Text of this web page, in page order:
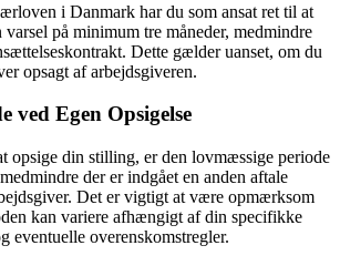
i Danmark har du som ansat ret til at
på minimum tre måneder, medmindre
Dette gælder uanset, om du
opsagt af arbejdsgiveren.
ved Egen Opsigelse
opsige din stilling, er den lovmæssige periode
der er indgået en anden aftale
Det er vigtigt at være opmærksom
kan variere afhængigt af din specifikke
eventuelle overenskomstregler.